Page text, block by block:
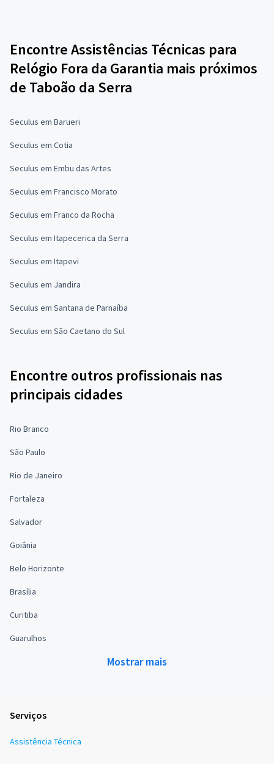
Encontre Assistências Técnicas para
Relógio Fora da Garantia mais próximos
de Taboão da Serra
Seculus em Barueri
Seculus em Cotia
Seculus em Embu das Artes
Seculus em Francisco Morato
Seculus em Franco da Rocha
Seculus em Itapecerica da Serra
Seculus em Itapevi
Seculus em Jandira
Seculus em Santana de Parnaíba
Seculus em São Caetano do Sul
Encontre outros profissionais nas
principais cidades
Rio Branco
São Paulo
Rio de Janeiro
Fortaleza
Salvador
Goiânia
Belo Horizonte
Brasília
Curitiba
Guarulhos
Mostrar mais
Serviços
Assistência Técnica